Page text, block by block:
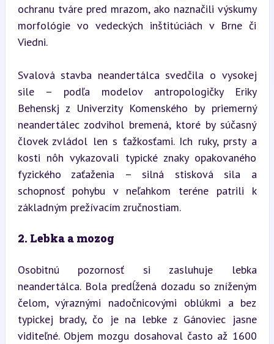
ochranu tváre pred mrazom, ako naznačili výskumy
morfológie vo vedeckých inštitúciách v Brne či
Viedni.
Svalová stavba neandertálca svedčila o vysokej
sile – podľa modelov antropologičky Eriky
Behenskj z Univerzity Komenského by priemerný
neandertálec zodvihol bremená, ktoré by súčasný
človek zvládol len s ťažkosťami. Ich ruky, prsty a
kosti nôh vykazovali typické znaky opakovaného
fyzického zaťaženia – silná stisková sila a
schopnosť pohybu v neľahkom teréne patrili k
základným prežívacím zručnostiam.
2. Lebka a mozog
Osobitnú pozornosť si zasluhuje lebka
neandertálca. Bola predĺžená dozadu so zníženým
čelom, výraznými nadočnicovými oblúkmi a bez
typickej brady, čo je na lebke z Gánoviec jasne
viditeľné. Objem mozgu dosahoval často až 1600